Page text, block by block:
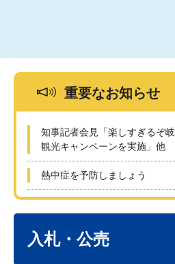
重要なお知らせ
知事記者会見「楽しすぎるぞ
観光キャンペーンを実施」他
熱中症を予防しましょう
入札・公売